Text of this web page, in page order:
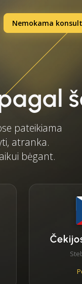
Nemokama
pateikiama
atranka.
bėgant.